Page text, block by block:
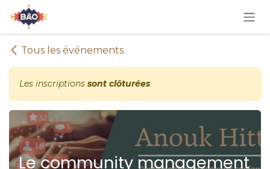
Se rendre au contenu
Tous les événements
Les inscriptions sont clôturées
Le community management